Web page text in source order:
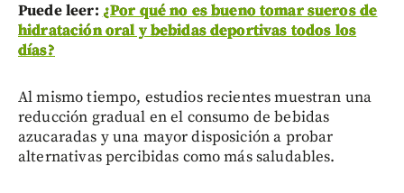
Puede leer:¿Por qué no es bueno tomar sueros de
hidratación oral y bebidas deportivas todos los
días?
Al mismo tiempo, estudios recientes muestran una
reducción gradual en el consumo de bebidas
azucaradas y una mayor disposición a probar
alternativas percibidas como más saludables.